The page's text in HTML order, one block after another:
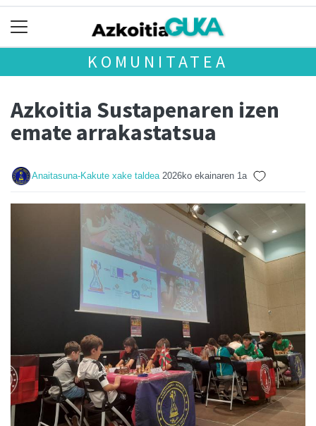
KOMUNITATEA
Azkoitia Sustapenaren izen
emate arrakastatsua
Anaitasuna-Kakute xake taldea 2026ko ekainaren 1a